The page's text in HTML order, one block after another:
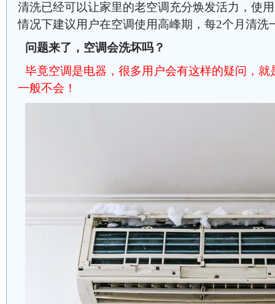
清洗已经可以让家里的老空调充分焕发活力，使
情况下建议用户在空调使用高峰期，每2个月清洗
问题来了，空调会洗坏吗？
毕竟空调是电器，很多用户会有这样的疑问，
一般不会！